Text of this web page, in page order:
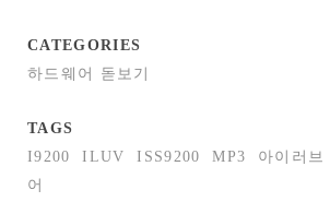
CATEGORIES
하드웨어 돋보기
TAGS
I9200
ILUV ISS9200 MP3 아이러브
어